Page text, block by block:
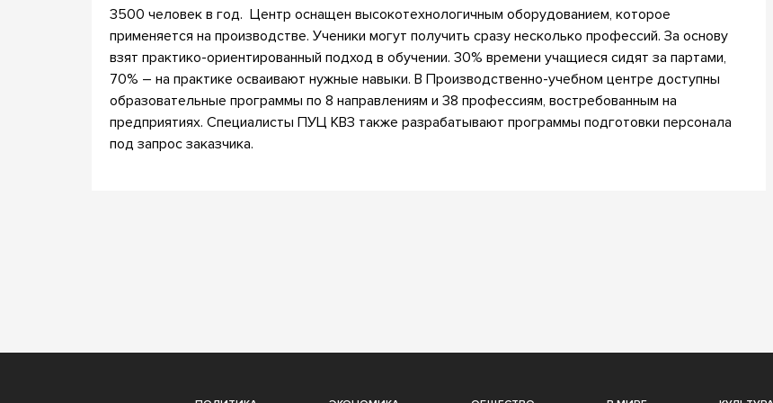
3500 человек в год. Центр оснащен высокотехнологичным оборудованием, которое
применяется на производстве. Ученики могут получить сразу несколько профессий. За основу
взят практико-ориентированный подход в обучении. 30% времени учащиеся сидят за партами,
70% – на практике осваивают нужные навыки. В Производственно-учебном центре доступны
образовательные программы по 8 направлениям и 38 профессиям, востребованным на
предприятиях. Специалисты ПУЦ КВЗ также разрабатывают программы подготовки персонала
под запрос заказчика.